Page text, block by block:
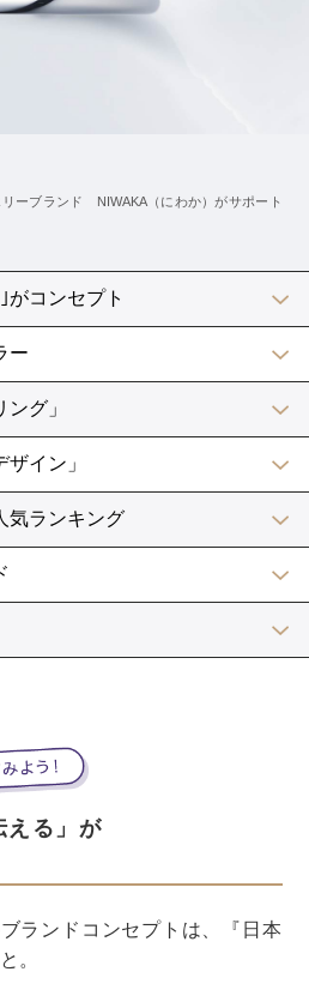
松の葉」と呼ばれる品を入れま
通り葉っぱではなく、
ふたり
オルなどが定番ですよ。
（なびろめ）」といって、ふた
習があります。
同様に